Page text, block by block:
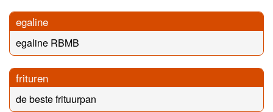
egaline
egaline RBMB
frituren
de beste frituurpan